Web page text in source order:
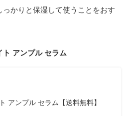
かりと保湿して使うことをおす
アンプル セラム
アンプル セラム【送料無料】